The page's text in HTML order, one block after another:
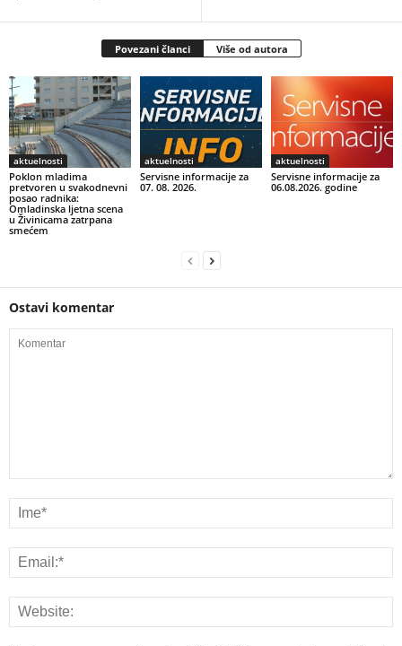
Povezani članci Više od autora
aktuelnosti
Poklon mladima
pretvoren u svakodnevni
posao radnika:
Omladinska ljetna scena
u Živinicama zatrpana
smećem
aktuelnosti
Servisne informacije za
07. 08. 2026.
aktuelnosti
Servisne informacije za
06.08.2026. godine
Ostavi komentar